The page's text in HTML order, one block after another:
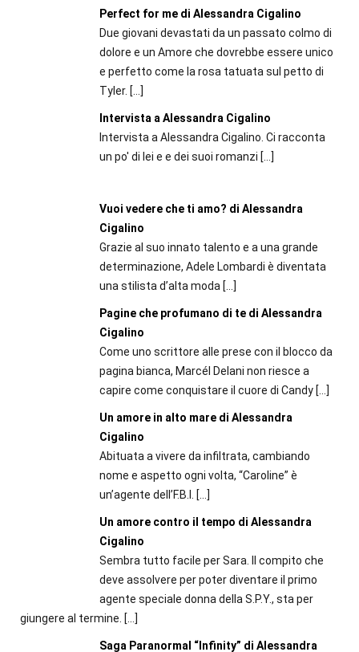
Perfect for me di Alessandra Cigalino
Due giovani devastati da un passato colmo di
dolore e un Amore che dovrebbe essere unico
e perfetto come la rosa tatuata sul petto di
Tyler. […]
Intervista a Alessandra Cigalino
Intervista a Alessandra Cigalino. Ci racconta
un po' di lei e e dei suoi romanzi […]
Vuoi vedere che ti amo? di Alessandra
Cigalino
Grazie al suo innato talento e a una grande
determinazione, Adele Lombardi è diventata
una stilista d’alta moda […]
Pagine che profumano di te di Alessandra
Cigalino
Come uno scrittore alle prese con il blocco da
pagina bianca, Marcél Delani non riesce a
capire come conquistare il cuore di Candy[…]
Un amore in alto mare di Alessandra
Cigalino
Abituata a vivere da infiltrata, cambiando
nome e aspetto ogni volta, “Caroline” è
un’agente dell’F.B.I. […]
Un amore contro il tempo di Alessandra
Cigalino
Sembra tutto facile per Sara. Il compito che
deve assolvere per poter diventare il primo
agente speciale donna della S.P.Y., sta per
giungere al termine. […]
Saga Paranormal “Infinity” di Alessandra